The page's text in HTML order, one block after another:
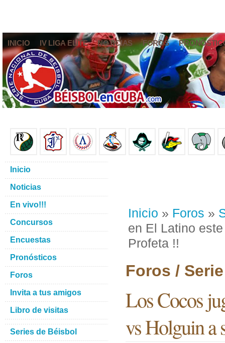
INICIO IV LIGA ELITE NOTICIAS FOROS
Inicio » Foros »
en El Latino
Profeta !!
Foros /
Los Cocos
vs Holguin a
Inicio
Noticias
En vivo!!!
Concursos
Encuestas
Pronósticos
Foros
Invita a tus amigos
Libro de visitas
Series de Béisbol